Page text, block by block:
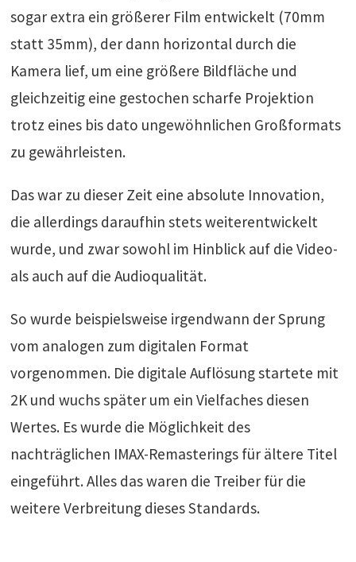
sogar extra ein größerer Film entwickelt (70mm
statt 35mm), der dann horizontal durch die
Kamera lief, um eine größere Bildfläche und
gleichzeitig eine gestochen scharfe Projektion
trotz eines bis dato ungewöhnlichen Großformats
zu gewährleisten.
Das war zu dieser Zeit eine absolute Innovation,
die allerdings daraufhin stets weiterentwickelt
wurde, und zwar sowohl im Hinblick auf die Video-
als auch auf die Audioqualität.
So wurde beispielsweise irgendwann der Sprung
vom analogen zum digitalen Format
vorgenommen. Die digitale Auflösung startete mit
2K und wuchs später um ein Vielfaches diesen
Wertes. Es wurde die Möglichkeit des
nachträglichen IMAX-Remasterings für ältere Titel
eingeführt. Alles das waren die Treiber für die
weitere Verbreitung dieses Standards.